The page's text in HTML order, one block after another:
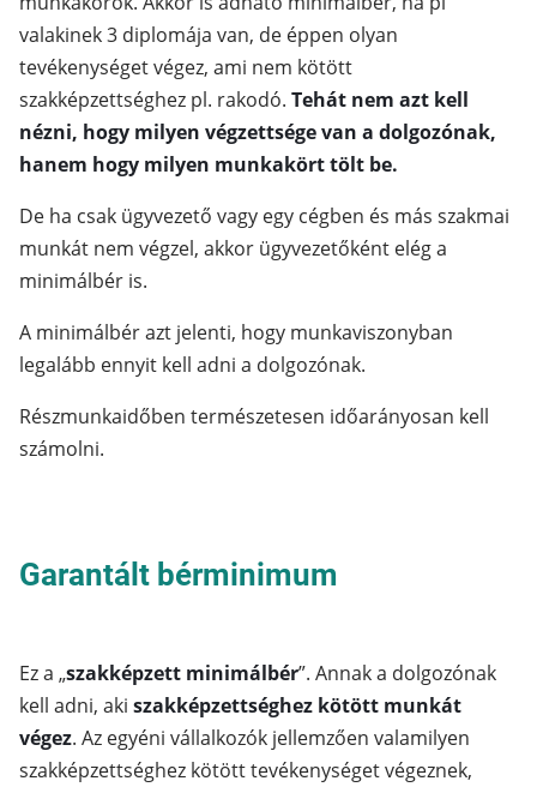
valakinek 3 diplomája van, de éppen olyan
tevékenységet végez, ami nem kötött
szakképzettséghez pl. rakodó. Tehát nem azt kell
nézni, hogy milyen végzettsége van a dolgozónak,
hanem hogy milyen munkakört tölt be.
De ha csak ügyvezető vagy egy cégben és más szakmai
munkát nem végzel, akkor ügyvezetőként elég a
minimálbér is.
A minimálbér azt jelenti, hogy munkaviszonyban
legalább ennyit kell adni a dolgozónak.
Részmunkaidőben természetesen időarányosan kell
számolni.
Garantált bérminimum
Ez a „szakképzett minimálbér”. Annak a dolgozónak
kell adni, aki szakképzettséghez kötött munkát
végez. Az egyéni vállalkozók jellemzően valamilyen
szakképzettséghez kötött tevékenységet végeznek,